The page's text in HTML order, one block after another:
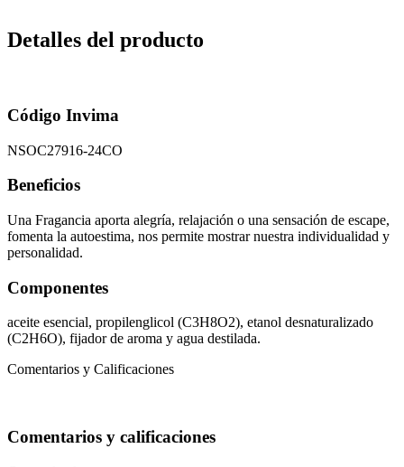
Detalles del producto
Código Invima
NSOC27916-24CO
Beneficios
Una Fragancia aporta alegría, relajación o una sensación de escape,
fomenta la autoestima, nos permite mostrar nuestra individualidad y
personalidad.
Componentes
aceite esencial, propilenglicol (C3H8O2), etanol desnaturalizado
(C2H6O), fijador de aroma y agua destilada.
Comentarios y Calificaciones
Comentarios y calificaciones